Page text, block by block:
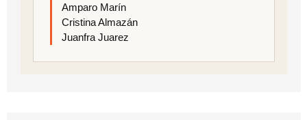
Amparo Marín
Cristina Almazán
Juanfra Juarez